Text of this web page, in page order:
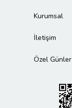
Kurumsal
İletişim
Özel Günler